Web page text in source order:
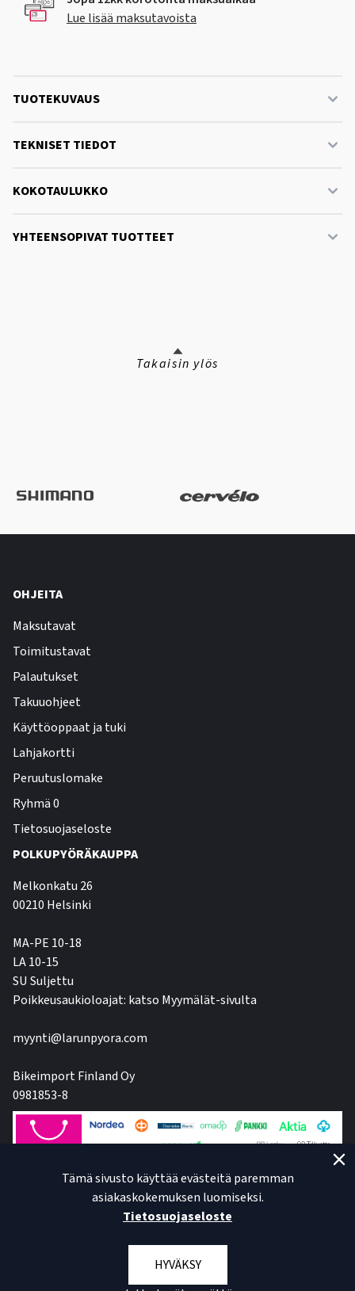
Lue lisää maksutavoista
TUOTEKUVAUS
TEKNISET TIEDOT
KOKOTAULUKKO
YHTEENSOPIVAT TUOTTEET
Takaisin ylös
OHJEITA
Maksutavat
Toimitustavat
Palautukset
Takuuohjeet
Käyttöoppaat ja tuki
Lahjakortti
Peruutuslomake
Ryhmä 0
Tietosuojaseloste
POLKUPYÖRÄKAUPPA
Melkonkatu 26
00210 Helsinki
MA-PE 10-18
LA 10-15
SU Suljettu
Poikkeusaukioloajat: katso Myymälät-sivulta
myynti@larunpyora.com
Bikeimport Finland Oy
0981853-8
Tämä sivusto käyttää evästeitä paremman
asiakaskokemuksen luomiseksi.
Tietosuojaseloste
HYVÄKSY